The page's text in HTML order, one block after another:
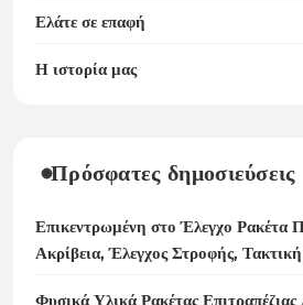
Ελάτε σε επαφή
Η ιστορία μας
Πρόσφατες δημοσιεύσεις
Επικεντρωμένη στο Έλεγχο Ρακέτα
Ακρίβεια, Έλεγχος Στροφής, Τακτική